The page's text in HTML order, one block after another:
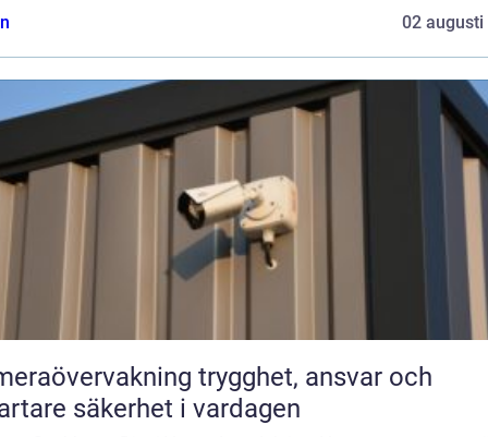
02 augusti
trygghet, ansvar och
säkerhet i vardagen